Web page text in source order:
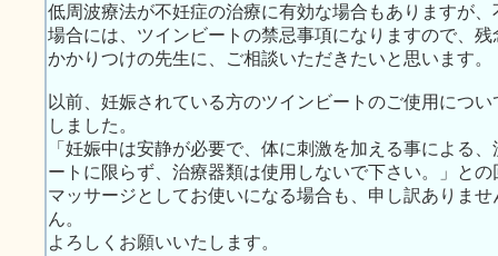
低周波療法が不妊症の治療に有効な場合もありますが
場合には、ツインビートの禁忌事項になりますので、
かかりつけの先生に、ご相談いただきたいと思います。
以前、妊娠されている方のツインビートのご使用につ
しました。
「妊娠中は安静が必要で、体に刺激を加える事による
ートに限らず、治療器類は使用しないで下さい。」との
マッサージとしてお使いになる場合も、申し訳ありま
ん。
よろしくお願いいたします。